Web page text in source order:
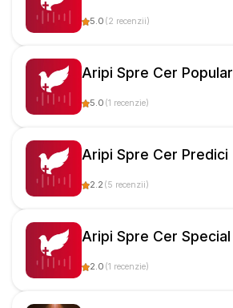
5.0 (2 recenzii)
Aripi Spre Cer Popular
5.0 (1 recenzie)
Aripi Spre Cer Predici
2.2 (5 recenzii)
Aripi Spre Cer Special
2.0 (1 recenzie)